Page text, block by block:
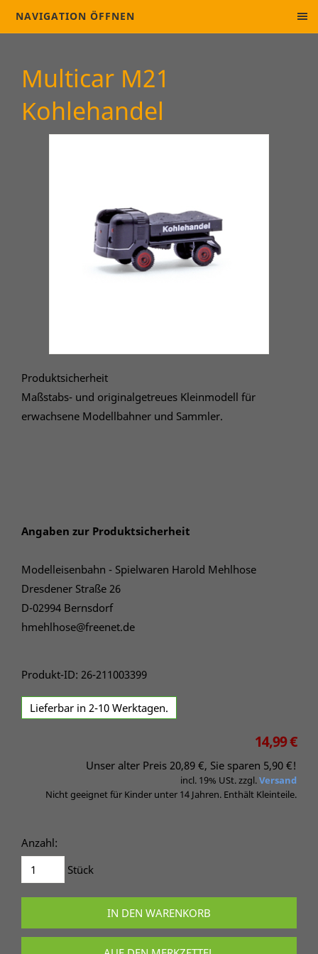
NAVIGATION ÖFFNEN
Multicar M21
Kohlehandel
Produktsicherheit
Maßstabs- und originalgetreues Kleinmodell für
erwachsene Modellbahner und Sammler.
Angaben zur Produktsicherheit
Modelleisenbahn - Spielwaren Harold Mehlhose
Dresdener Straße 26
D-02994 Bernsdorf
hmehlhose@freenet.de
Produkt-ID: 26-211003399
Lieferbar in 2-10 Werktagen.
14,99 €
Unser alter Preis 20,89 €, Sie sparen 5,90 €!
incl. 19% USt. zzgl.Versand
Nicht geeignet für Kinder unter 14 Jahren. Enthält Kleinteile.
Anzahl:
Stück
IN DEN WARENKORB